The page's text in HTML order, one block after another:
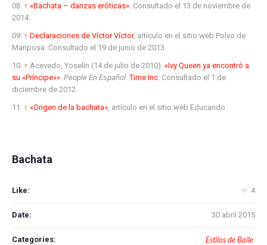
↑ «Bachata – danzas eróticas» . Consultado el 13 de noviembre de
2014.
↑ Declaraciones de Víctor Víctor, artículo en el sitio web Polvo de
Mariposa. Consultado el 19 de junio de 2013.
↑ Acevedo, Yoselín (14 de julio de 2010).«Ivy Queen ya encontró a
su «Príncipe»» .People En Español .Time Inc . Consultado el 1 de
diciembre de 2012
↑ «Origen de la bachata» , artículo en el sitio web Educando.
Bachata
Like: 4
Date: 30 abril 2015
Categories: Estilos de Baile